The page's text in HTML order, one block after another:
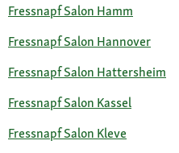
Fressnapf Salon Hamm
Fressnapf Salon Hannover
Fressnapf Salon Hattersheim
Fressnapf Salon Kassel
Fressnapf Salon Kleve